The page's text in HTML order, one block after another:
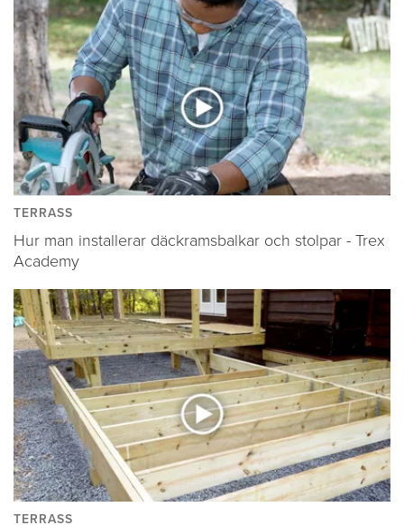
TERRASS
Hur man installerar däckramsbalkar och stolpar - Trex
Academy
TERRASS